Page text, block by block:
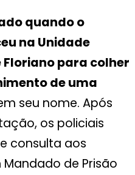
quando o
na Unidade
Floriano para colher
de uma
seu nome. Após
os policiais
consulta aos
de Prisão